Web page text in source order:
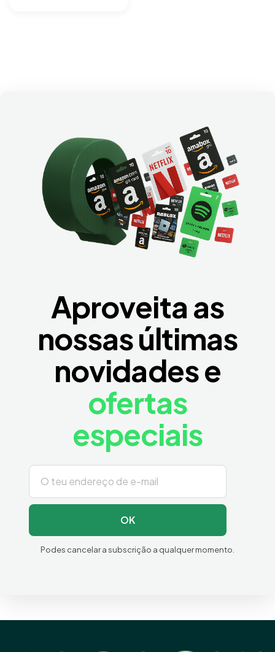
Aproveita as
nossas últimas
novidades e
ofertas
especiais
OK
Podes cancelar a subscrição a qualquer momento.